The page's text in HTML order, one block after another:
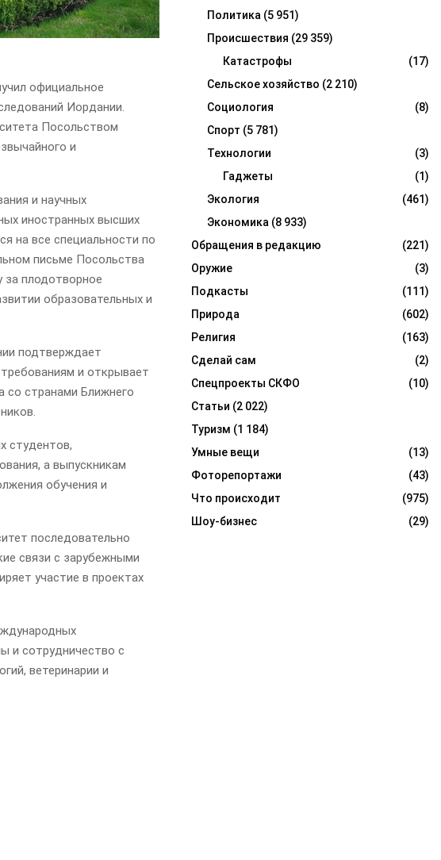
официальное
Иордании.
Посольством
и
и научных
иностранных высших
на все специальности по
письме Посольства
за плодотворное
образовательных и
подтверждает
и открывает
со странами Ближнего
студентов,
а выпускникам
обучения и
последовательно
связи с зарубежными
участие в проектах
и сотрудничество с
ветеринарии и
Политика (5 951)
Происшествия (29 359)
Катастрофы
(17)
Сельское хозяйство (2 210)
Социология
(8)
Спорт (5 781)
Технологии
(3)
Гаджеты
(1)
Экология
(461)
Экономика (8 933)
Обращения в редакцию
(221)
Оружие
(3)
Подкасты
(111)
Природа
(602)
Религия
(163)
Сделай сам
(2)
Спецпроекты СКФО
(10)
Статьи (2 022)
Туризм (1 184)
Умные вещи
(13)
Фоторепортажи
(43)
Что происходит
(975)
Шоу-бизнес
(29)